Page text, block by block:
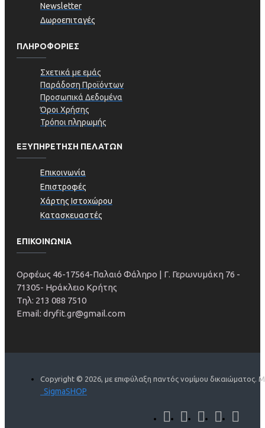
Newsletter
Δωροεπιταγές
ΠΛΗΡΟΦΟΡΊΕΣ
Σχετικά με εμάς
Παράδοση Προϊόντων
Προσωπικά Δεδομένα
Όροι Χρήσης
Τρόποι πληρωμής
ΕΞΥΠΗΡΕΤΗΣΗ ΠΕΛΑΤΩΝ
Επικοινωνία
Επιστροφές
Χάρτης Ιστοχώρου
Κατασκευαστές
ΕΠΙΚΟΙΝΩΝΙΑ
Ορφέως 46-17564-Παλαιό Φάληρο | Γ. Γερωνυμάκη 76 -
71305- Ηράκλειο Κρήτης
Τηλ: 213 088 7510
Email: dryfit.gr@gmail.com
Copyright © 2026, με επιφύλαξη παντός νομίμου δικαιώματος.
SigmaSHOP